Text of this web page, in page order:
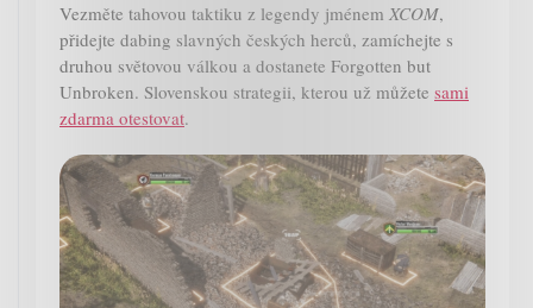
Vezměte tahovou taktiku z legendy jménem XCOM,
přidejte dabing slavných českých herců, zamíchejte s
druhou světovou válkou a dostanete Forgotten but
Unbroken. Slovenskou strategii, kterou už můžete sami
zdarma otestovat.